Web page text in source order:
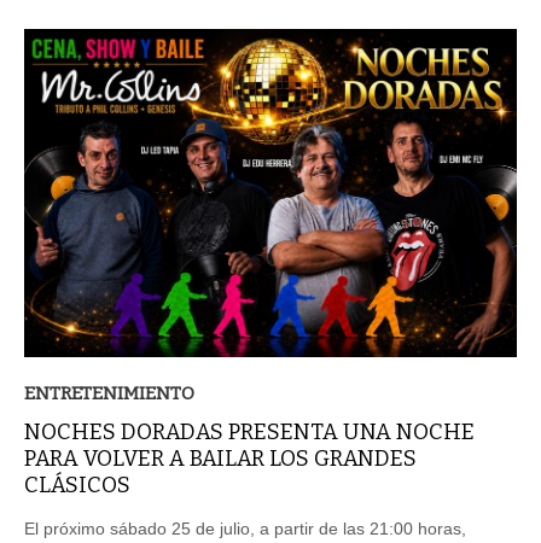
ENTRETENIMIENTO
NOCHES DORADAS PRESENTA UNA NOCHE
PARA VOLVER A BAILAR LOS GRANDES
CLÁSICOS
El próximo sábado 25 de julio, a partir de las 21:00 horas,